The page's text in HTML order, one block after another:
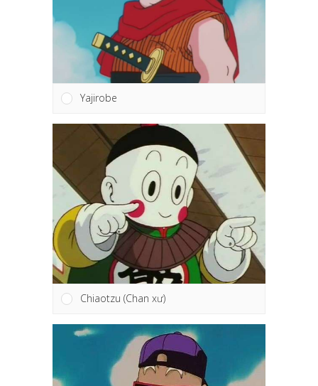
Yajirobe
Chiaotzu (Chan xư)